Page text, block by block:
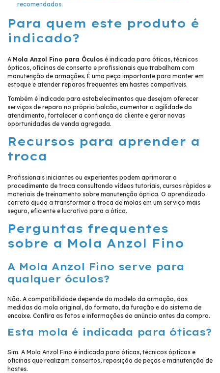
recomendados.
Para quem este produto é
indicado?
A Mola Anzol Fino para Óculos é indicada para óticas, técnicos
ópticos, oficinas de conserto e profissionais que trabalham com
manutenção de armações. É uma peça importante para manter em
estoque e atender reparos frequentes em hastes compatíveis.
Também é indicada para estabelecimentos que desejam oferecer
serviços de reparo no próprio balcão, aumentar a agilidade do
atendimento, fortalecer a confiança do cliente e gerar novas
oportunidades de venda agregada.
Recursos para aprender a
troca
Profissionais iniciantes ou experientes podem aprimorar o
procedimento de troca consultando vídeos tutoriais, cursos rápidos e
materiais de treinamento sobre manutenção óptica. O aprendizado
correto ajuda a transformar a troca de molas em um serviço mais
seguro, eficiente e lucrativo para a ótica.
Perguntas frequentes
sobre a Mola Anzol Fino
A Mola Anzol Fino serve para
qualquer óculos?
Não. A compatibilidade depende do modelo da armação, das
medidas da mola original, do formato, da furação e do sistema de
encaixe. Confira as fotos e informações do anúncio antes da compra.
Esta mola é indicada para óticas?
Sim. A Mola Anzol Fino é indicada para óticas, técnicos ópticos e
oficinas que realizam consertos, reposição de peças e manutenção de
hastes.